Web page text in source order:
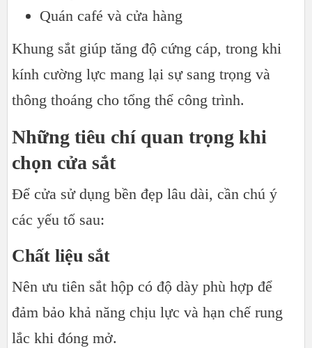
Quán café và cửa hàng
Khung sắt giúp tăng độ cứng cáp, trong khi
kính cường lực mang lại sự sang trọng và
thông thoáng cho tổng thể công trình.
Những tiêu chí quan trọng khi
chọn cửa sắt
Để cửa sử dụng bền đẹp lâu dài, cần chú ý
các yếu tố sau:
Chất liệu sắt
Nên ưu tiên sắt hộp có độ dày phù hợp để
đảm bảo khả năng chịu lực và hạn chế rung
lắc khi đóng mở.